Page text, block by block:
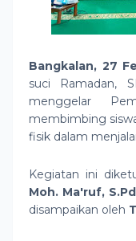
Bangkalan, 27
suci Ramadan,
menggelar
membimbing
fisik dalam
Kegiatan ini
Moh. Ma'ruf,
disampaikan oleh